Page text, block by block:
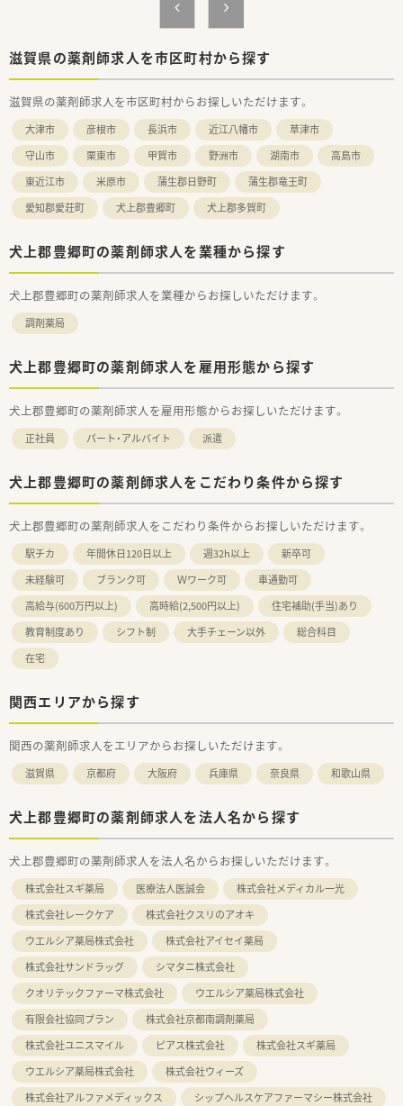
滋賀県の薬剤師求人を市区町村から探す
滋賀県の薬剤師求人を市区町村からお探しいただけます。
大津市 彦根市 長浜市 近江八幡市
草津市
守山市
栗東市 甲賀市 野洲市 湖南市
高島市
東近江市
米原市 蒲生郡日野町
蒲生郡竜王町
愛知郡愛荘町
犬上郡豊郷町 犬上郡多賀町
犬上郡豊郷町の薬剤師求人を業種から探す
犬上郡豊郷町の薬剤師求人を業種からお探しいただけます。
調剤薬局
犬上郡豊郷町の薬剤師求人を雇用形態から探す
犬上郡豊郷町の薬剤師求人を雇用形態からお探しいただけます。
正社員 パート・アルバイト 派遣
犬上郡豊郷町の薬剤師求人をこだわり条件から探す
犬上郡豊郷町の薬剤師求人をこだわり条件からお探しいただけます。
駅チカ 年間休日120日以上 週32h以上
新卒可
未経験可
ブランク可 Ｗワーク可
車通勤可
高給与(600万円以上)
高時給(2,500円以上)
住宅補助(手当)あり
教育制度あり
シフト制 大手チェーン以外
総合科目
在宅
関西エリアから探す
関西の薬剤師求人をエリアからお探しいただけます。
滋賀県 京都府 大阪府 兵庫県 奈良県 和歌山県
犬上郡豊郷町の薬剤師求人を法人名から探す
犬上郡豊郷町の薬剤師求人を法人名からお探しいただけます。
株式会社スギ薬局 医療法人医誠会
株式会社メディカル一光
株式会社レークケア
株式会社クスリのアオキ
ウエルシア薬局株式会社
株式会社アイセイ薬局
株式会社サンドラッグ
シマタニ株式会社
クオリテックファーマ株式会社
ウエルシア薬局株式会社
有限会社協同プラン
株式会社京都南調剤薬局
株式会社ユニスマイル
ピアス株式会社
株式会社スギ薬局
ウエルシア薬局株式会社
株式会社ウィーズ
株式会社アルファメディックス
シップヘルスケアファーマシー株式会社